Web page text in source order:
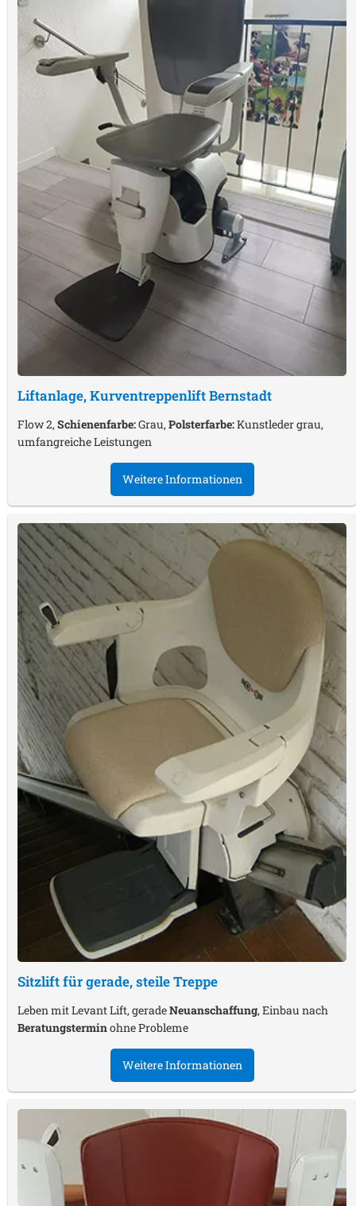
Liftanlage, KurventreppenliftBernstadt
Flow 2,Schienenfarbe:Grau,Polsterfarbe:Kunstleder grau,
umfangreiche Leistungen
Weitere Informationen
Sitzlift für gerade, steile Treppe
Leben mit Levant Lift, geradeNeuanschaffung, Einbau nach
Beratungsterminohne Probleme
Weitere Informationen